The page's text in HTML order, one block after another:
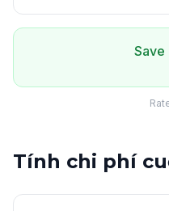
Save
Tính chi phí